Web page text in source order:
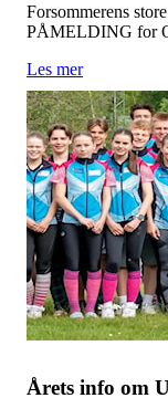
Forsommerens
PÅMELDING for
Les mer
Årets info om